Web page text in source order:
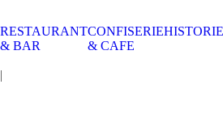
CAFE &
RESTAURANT
RESTAURANT
& BAR
CONFISERIE
& CAFE
HISTORIE
|